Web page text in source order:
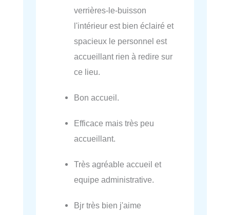
verrières-le-buisson
l'intérieur est bien éclairé et
spacieux le personnel est
accueillant rien à redire sur
ce lieu.
Bon accueil.
Efficace mais très peu
accueillant.
Très agréable accueil et
equipe administrative.
Bjr très bien j'aime